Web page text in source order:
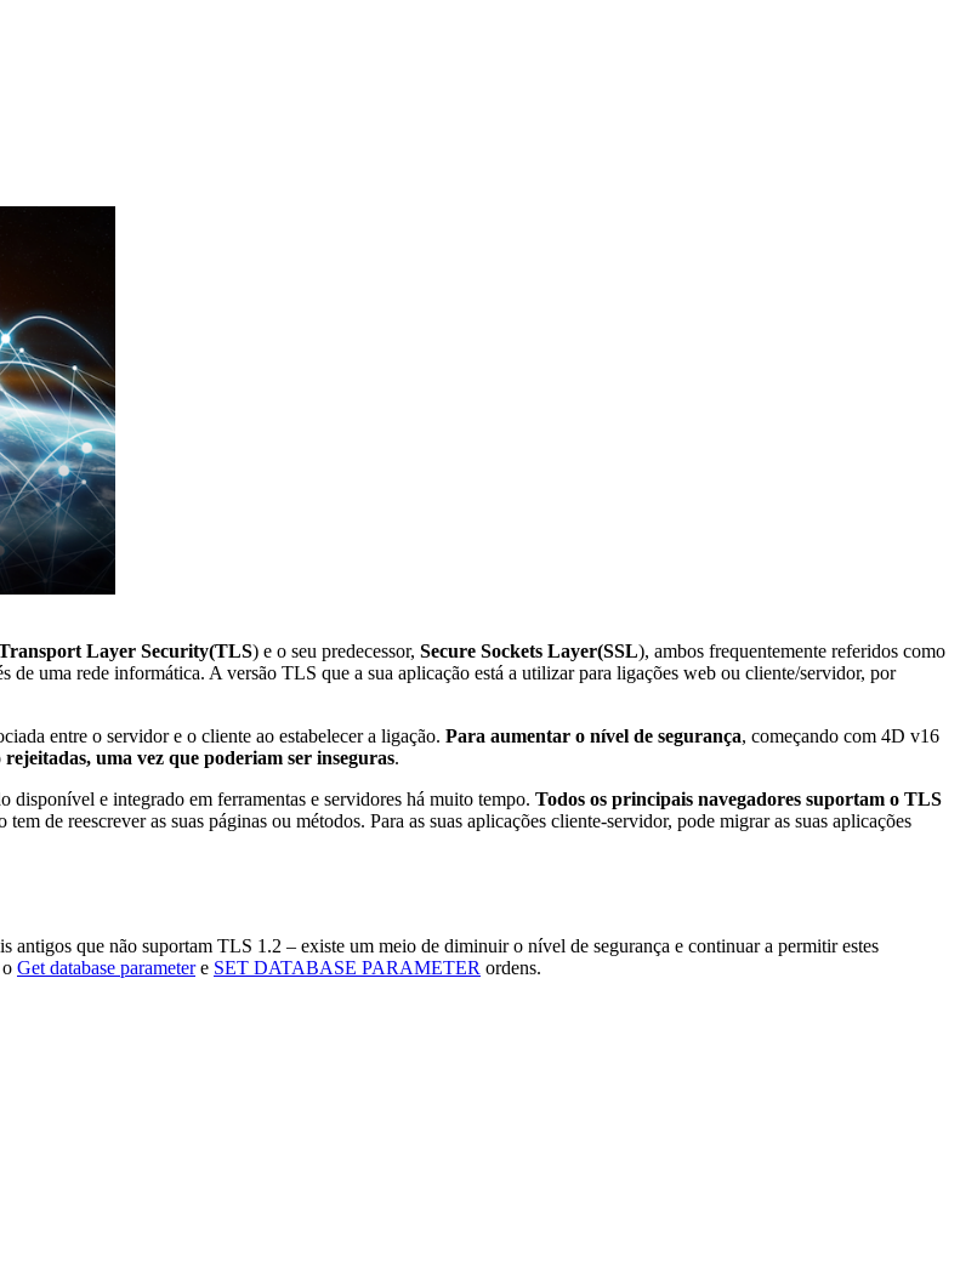
Layer Security(TLS) e o seu predecessor, Secure Sockets Layer(SSL), ambos frequentemente referidos como
uma rede informática. A versão TLS que a sua aplicação está a utilizar para ligações web ou cliente/servidor, por
entre o servidor e o cliente ao estabelecer a ligação. Para aumentar o nível de segurança, começando com 4D v16
uma vez que poderiam ser inseguras.
disponível e integrado em ferramentas e servidores há muito tempo. Todos os principais navegadores suportam o TLS
de reescrever as suas páginas ou métodos. Para as suas aplicações cliente-servidor, pode migrar as suas aplicações
antigos que não suportam TLS 1.2 – existe um meio de diminuir o nível de segurança e continuar a permitir estes
Get database parametere SET DATABASE PARAMETER ordens.